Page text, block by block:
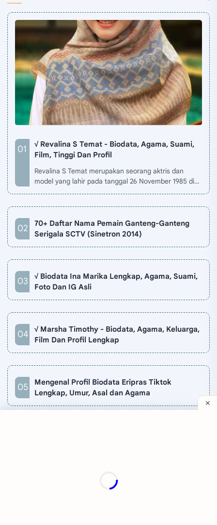
√ Revalina S Temat - Biodata, Agama, Suami,
Film, Tinggi Dan Profil
Revalina S Temat merupakan seorang aktris dan
model yang lahir pada tanggal 26 November 1985 di
70+ Daftar Nama Pemain Ganteng-Ganteng
Serigala SCTV (Sinetron 2014)
√ Biodata Ina Marika Lengkap, Agama, Suami,
Foto Dan IG Asli
√ Marsha Timothy - Biodata, Agama, Keluarga,
Film Dan Profil Lengkap
Mengenal Profil Biodata Eripras Tiktok
Lengkap, Umur, Asal dan Agama
Privacy Policy